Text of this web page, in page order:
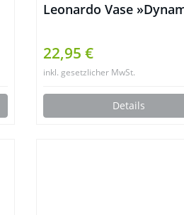
Leonardo Vase
22,95 €
inkl. gesetzlicher MwSt.
Details